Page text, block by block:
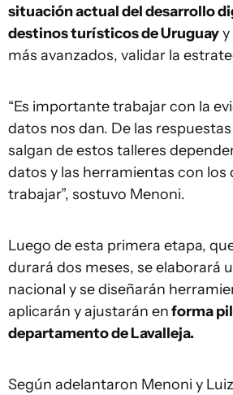
situación actual del desarrollo
destinos turísticos de Uruguay
más avanzados, validar la
“Es importante trabajar con la
datos nos dan. De las
salgan de estos talleres
datos y las herramientas con los
trabajar”, sostuvo Menoni.
Luego de esta primera etapa,
durará dos meses, se elaborará
nacional y se diseñarán
aplicarán y ajustarán enforma
departamento de Lavalleja.
Según adelantaron Menoni y